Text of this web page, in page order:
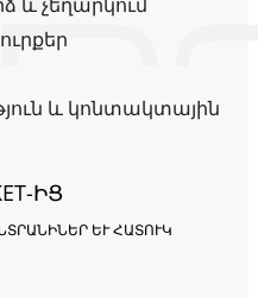
և չեղարկում
և կոնտակտային
ԻՑ
ԵՒ ՀԱՏՈՒԿ Ա